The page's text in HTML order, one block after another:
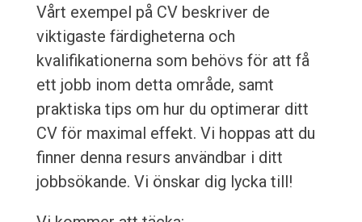
Vårt exempel på CV beskriver de
viktigaste färdigheterna och
kvalifikationerna som behövs för att få
ett jobb inom detta område, samt
praktiska tips om hur du optimerar ditt
CV för maximal effekt. Vi hoppas att du
finner denna resurs användbar i ditt
jobbsökande. Vi önskar dig lycka till!